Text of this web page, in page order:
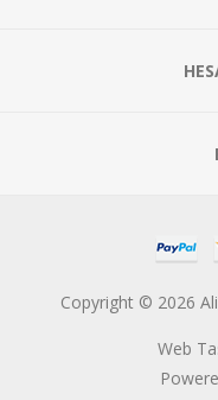
Copyright © 2026
Web